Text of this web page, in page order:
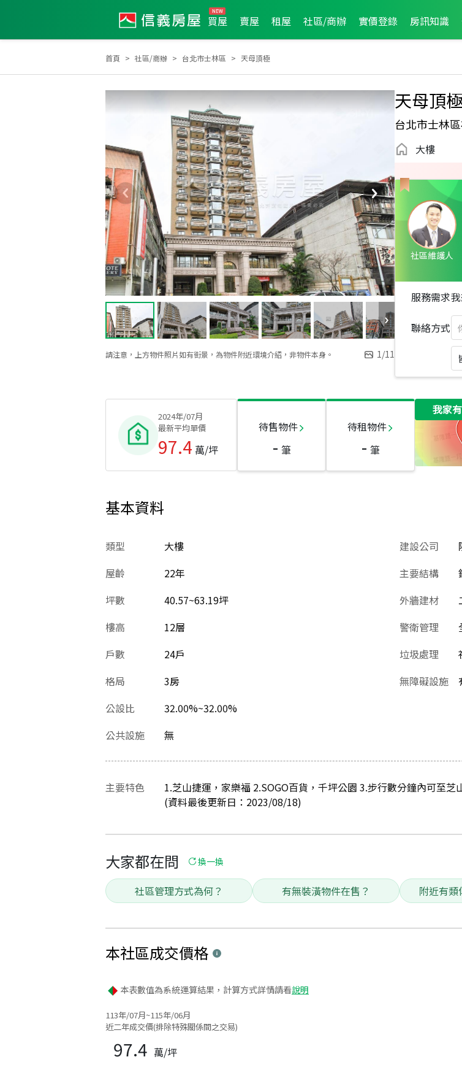
買屋 賣屋 租屋 社區/商辦 實價登錄 房訊知識
首頁 社區/商辦 台北市士林區 天母頂極
請注意，上方物件照片如有街景，為物件附近環境介紹，非物件本身。 1/11
天母頂極
台北市士林
大樓
社區維護人
2025年8月區成件TOP1 2025年4月區成件TOP3 2024年9月區成件TOP3 2019年7月龍虎榜
2017年9
服務需求
聯絡方式
2024年/07月
最新平均單價
97.4 萬/坪
待售物件
- 筆
待租物件
- 筆
我家
基本資料
類型
大樓
屋齡
22年
坪數
40.57~63.19坪
樓高
12層
戶數
24戶
格局
3房
公設比
32.00%~32.00%
建設公司
主要結構
外牆建材
警衛管理
垃圾處理
無障礙設施
公共設施 無
主要特色
1.芝山捷運，家樂福 2.SOGO百貨，千坪公園 3.步行數分鐘內可至
(資料最後更新日：2023/08/18)
大家都在問 換一換
社區管理方式為何？ 有無裝潢物件在售？ 附近有類
本社區成交價格
本表數值為系統運算結果，計算方式詳情請看說明
113年/07月~115年/06月
近二年成交價(排除特殊關係間之交易)
97.4 萬/坪